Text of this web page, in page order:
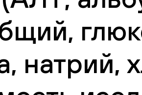
натрий,